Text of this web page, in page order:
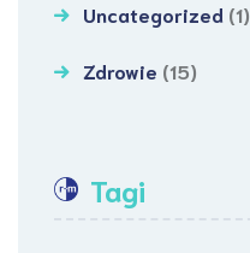
Uncategorized (1)
Zdrowie (15)
Tagi